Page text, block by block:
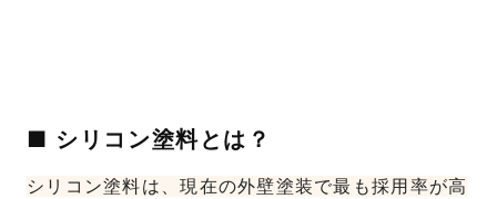
■ シリコン塗料とは？
シリコン塗料は、現在の外壁塗装で最も採用率が高